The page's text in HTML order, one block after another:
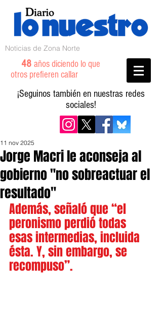
Noticias de Zona Norte
48 años diciendo lo que
otros prefieren callar
¡Seguinos también en nuestras redes
sociales!
Jorge Macri le aconseja al
gobierno "no sobreactuar el
resultado"
11 nov 2025
Además, señaló que “el
peronismo perdió todas
esas intermedias, incluida
ésta. Y, sin embargo, se
recompuso”.